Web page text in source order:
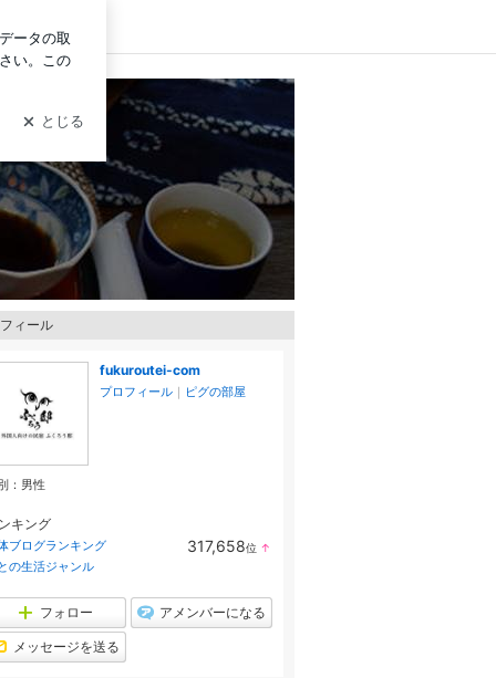
イン
ィール
fukuroutei-com
プロフィール ｜ ピグの部屋
： 男性
キング
ブログランキング 317,658位 ↑
の生活ジャンル
フォロー アメンバーになる
メッセージを送る